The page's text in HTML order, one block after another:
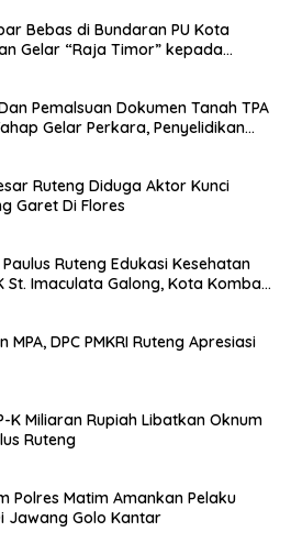
Bebas di Bundaran PU Kota
Gelar “Raja Timor” kepada
Pemalsuan Dokumen Tanah TPA
Gelar Perkara, Penyelidikan
Ruteng Diduga Aktor Kunci
Garet Di Flores
Ruteng Edukasi Kesehatan
St. Imaculata Galong, Kota Komba
DPC PMKRI Ruteng Apresiasi
K Miliaran Rupiah Libatkan Oknum
Ruteng
Polres Matim Amankan Pelaku
Jawang Golo Kantar